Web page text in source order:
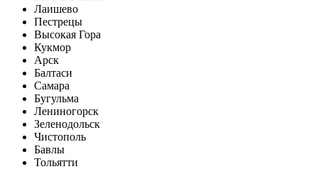
Лаишево
Пестрецы
Высокая Гора
Кукмор
Арск
Балтаси
Самара
Бугульма
Лениногорск
Зеленодольск
Чистополь
Бавлы
Тольятти